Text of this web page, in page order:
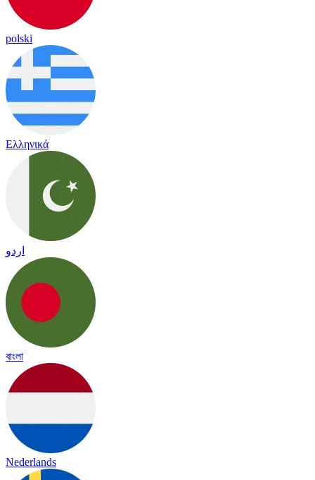
polski
Ελληνικά
اردو
বাংলা
Nederlands